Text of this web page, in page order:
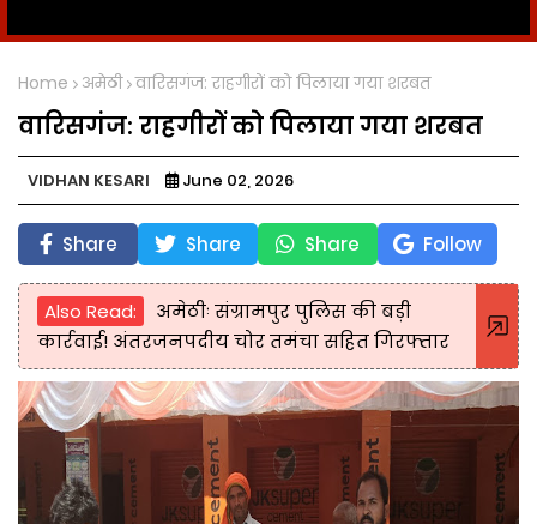
Home अमेठी वारिसगंज: राहगीरों को पिलाया गया शरबत
वारिसगंज: राहगीरों को पिलाया गया शरबत
VIDHAN KESARI June 02, 2026
Share Share Share Follow
Also Read:
अमेठीः संग्रामपुर पुलिस की बड़ी
कार्रवाई! अंतरजनपदीय चोर तमंचा सहित गिरफ्तार